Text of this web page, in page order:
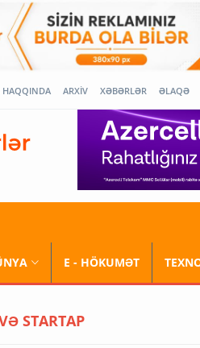
HAQQINDA ARXİV XƏBƏRLƏR ƏLAQƏ
E - HÖKUMƏT
STARTAP